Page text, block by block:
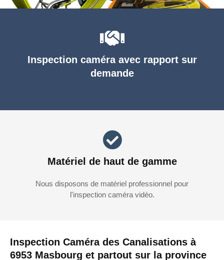
Inspection Caméra des Canalisations à
6953 Masbourg et partout sur la province
Inspection caméra avec rapport sur
demande
Matériel de haut de gamme
Nous disposons de matériel professionnel pour
l'inspection caméra vidéo.